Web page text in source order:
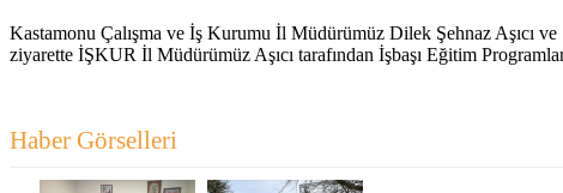
Kastamonu Çalışma ve İş Kurumu İl Müdürümüz Dilek Şehnaz Aşıcı
ziyarette İŞKUR İl Müdürümüz Aşıcı tarafından İşbaşı Eğitim
Haber Görselleri